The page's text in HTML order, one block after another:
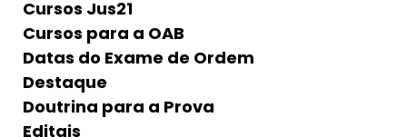
Cursos Jus21
Cursos para a OAB
Datas do Exame de Ordem
Destaque
Doutrina para a Prova
Editais